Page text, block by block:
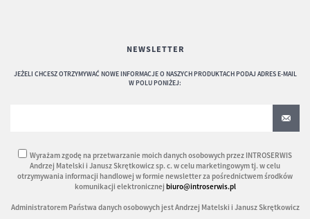
NEWSLETTER
JEŻELI CHCESZ OTRZYMYWAĆ NOWE INFORMACJE O NASZYCH PRODUKTACH PODAJ ADRES E-MAIL
W POLU PONIŻEJ:
Wyrażam zgodę na przetwarzanie moich danych osobowych przez INTROSERWIS
Andrzej Matelski i Janusz Skrętkowicz sp. c. w celu marketingowym tj. w celu
otrzymywania informacji handlowej w formie newsletter za pośrednictwem środków
komunikacji elektronicznej biuro@introserwis.pl
Administratorem Państwa danych osobowych jest Andrzej Matelski i Janusz Skrętkowicz